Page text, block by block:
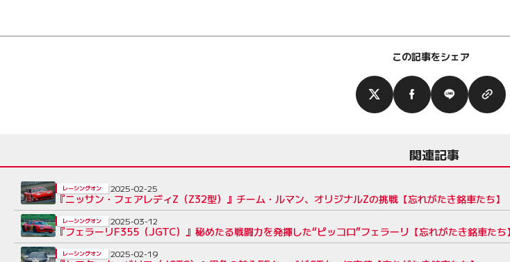
この記事をシェア
関連記事
『ニッサン・フェアレディZ（Z32型）』チーム・ルマン、オリジナルZの挑戦【忘れがたき銘車たち】
レーシングオン 2025-02-25
『フェラーリF355（JGTC）』秘めたる戦闘力を発揮した“ピッコロ”フェラーリ【忘れがたき銘車たち】
レーシングオン 2025-03-12
レーシングオン 2025-02-19